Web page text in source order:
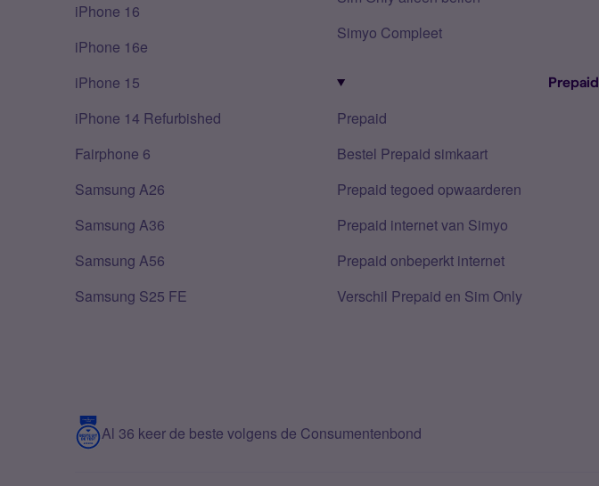
iPhone 16
iPhone 16e
iPhone 15
iPhone 14 Refurbished
Fairphone 6
Samsung A26
Samsung A36
Samsung A56
Samsung S25 FE
Simyo Compleet
Prepaid
Prepaid
Bestel Prepaid simkaart
Prepaid tegoed opwaarderen
Prepaid internet van Simyo
Prepaid onbeperkt internet
Verschil Prepaid en Sim Only
Al 36 keer de beste volgens de Consumentenbond